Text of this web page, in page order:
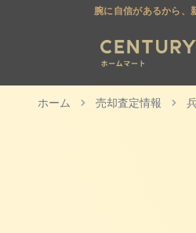
腕に自信があるから、
ホーム 売却査定情報